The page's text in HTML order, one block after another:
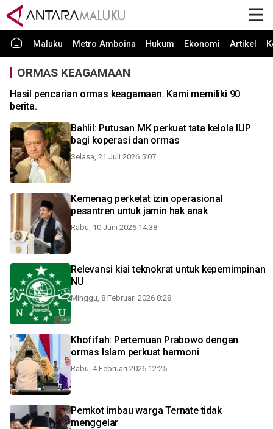
Maluku Metro Amboina Hukum Ekonomi Artikel
ORMAS KEAGAMAAN
Hasil pencarian ormas keagamaan. Kami memiliki 90
berita.
Bahlil: Putusan MK perkuat tata kelola IUP
bagi koperasi dan ormas
Selasa, 21 Juli 2026 5:07
Kemenag perketat izin operasional
pesantren untuk jamin hak anak
Rabu, 10 Juni 2026 14:38
Relevansi kiai teknokrat untuk kepemimpinan
NU
Minggu, 8 Februari 2026 8:28
Khofifah: Pertemuan Prabowo dengan
ormas Islam perkuat harmoni
Rabu, 4 Februari 2026 12:25
Pemkot imbau warga Ternate tidak
menggelar